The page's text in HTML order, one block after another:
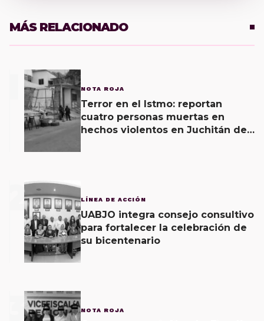
MÁS RELACIONADO
NOTA ROJA
Terror en el Istmo: reportan
cuatro personas muertas en
hechos violentos en Juchitán de
2 LÍNEA DE ACCIÓN
UABJO integra consejo consultivo
para fortalecer la celebración de
su bicentenario
3 NOTA ROJA